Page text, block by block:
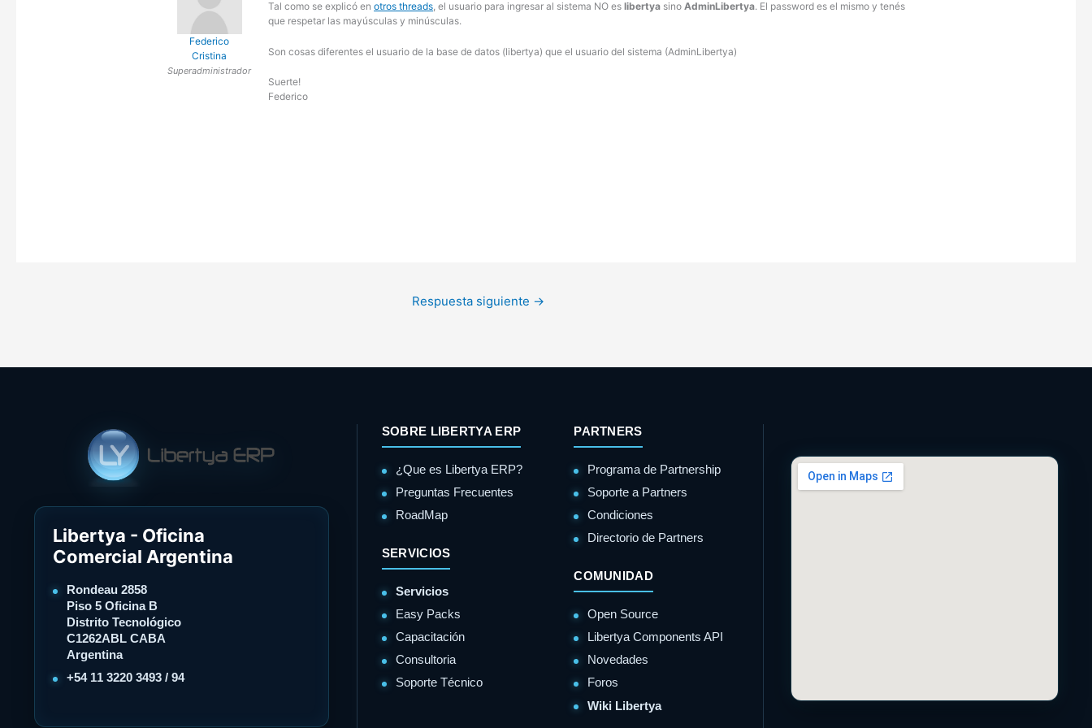
Federico
Cristina
Superadministrador
Tal como se explicó enotros threads, el usuario para ingresar al sistema NO eslibertya sinoAdminLibertya. El password es el mismo y tenés
que respetar las mayúsculas y minúsculas.
Son cosas diferentes el usuario de la base de datos (libertya) que el usuario del sistema (AdminLibertya)
Suerte!
Federico
Respuesta siguiente →
Libertya - Oficina
Comercial Argentina
Rondeau 2858
Piso 5 Oficina B
Distrito Tecnológico
C1262ABL CABA
Argentina
+54 11 3220 3493 / 94
SOBRE LIBERTYA ERP
¿Que es Libertya ERP?
Preguntas Frecuentes
RoadMap
SERVICIOS
Servicios
Easy Packs
Capacitación
Consultoria
Soporte Técnico
PARTNERS
Programa de Partnership
Soporte a Partners
Condiciones
Directorio de Partners
COMUNIDAD
Open Source
Libertya Components API
Novedades
Foros
Wiki Libertya